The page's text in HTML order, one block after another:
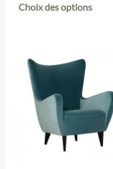
Choix des options